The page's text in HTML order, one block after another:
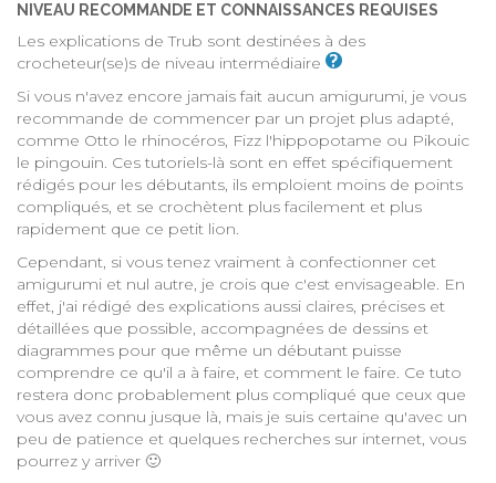
NIVEAU RECOMMANDE ET CONNAISSANCES REQUISES
Les explications de Trub sont destinées à des
crocheteur(se)s de niveau intermédiaire
Si vous n'avez encore jamais fait aucun amigurumi, je vous
recommande de commencer par un projet plus adapté,
comme Otto le rhinocéros, Fizz l'hippopotame ou Pikouic
le pingouin. Ces tutoriels-là sont en effet spécifiquement
rédigés pour les débutants, ils emploient moins de points
compliqués, et se crochètent plus facilement et plus
rapidement que ce petit lion.
Cependant, si vous tenez vraiment à confectionner cet
amigurumi et nul autre, je crois que c'est envisageable. En
effet, j'ai rédigé des explications aussi claires, précises et
détaillées que possible, accompagnées de dessins et
diagrammes pour que même un débutant puisse
comprendre ce qu'il a à faire, et comment le faire. Ce tuto
restera donc probablement plus compliqué que ceux que
vous avez connu jusque là, mais je suis certaine qu'avec un
peu de patience et quelques recherches sur internet, vous
pourrez y arriver 🙂